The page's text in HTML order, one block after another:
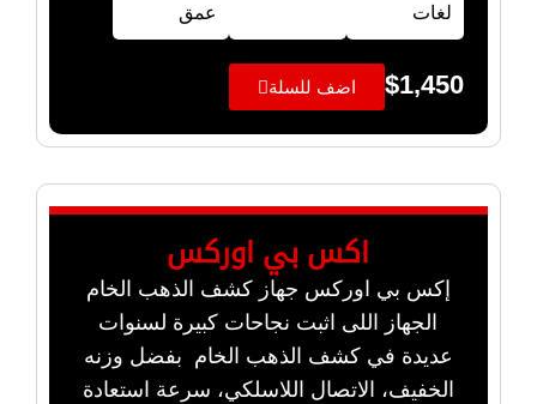
لغات
عمق
$1,450 اضف للسلة
اكس بي اوركس
إكس بي اوركس جهاز كشف الذهب الخام
الجهاز اللى اثبت نجاحات كبيرة لسنوات
عديدة في كشف الذهب الخام بفضل وزنه
الخفيف، الاتصال اللاسلكي، سرعة استعادة